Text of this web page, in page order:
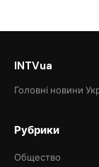
INTVua
Головні новини
Рубрики
Общество